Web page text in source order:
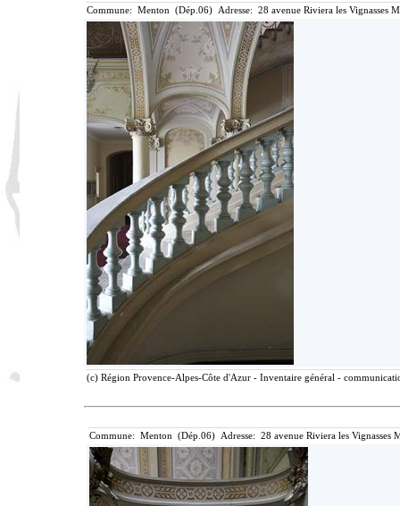
Commune: Menton (Dép.06) Adresse: 28 avenue Riviera les Vignasses
(c) Région Provence-Alpes-Côte d'Azur - Inventaire général -
Commune: Menton (Dép.06) Adresse: 28 avenue Riviera les